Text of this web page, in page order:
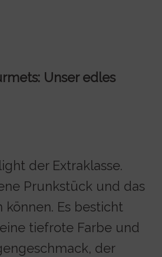
Unser edles
der Extraklasse.
Prunkstück und das
können. Es besticht
tiefrote Farbe und
der